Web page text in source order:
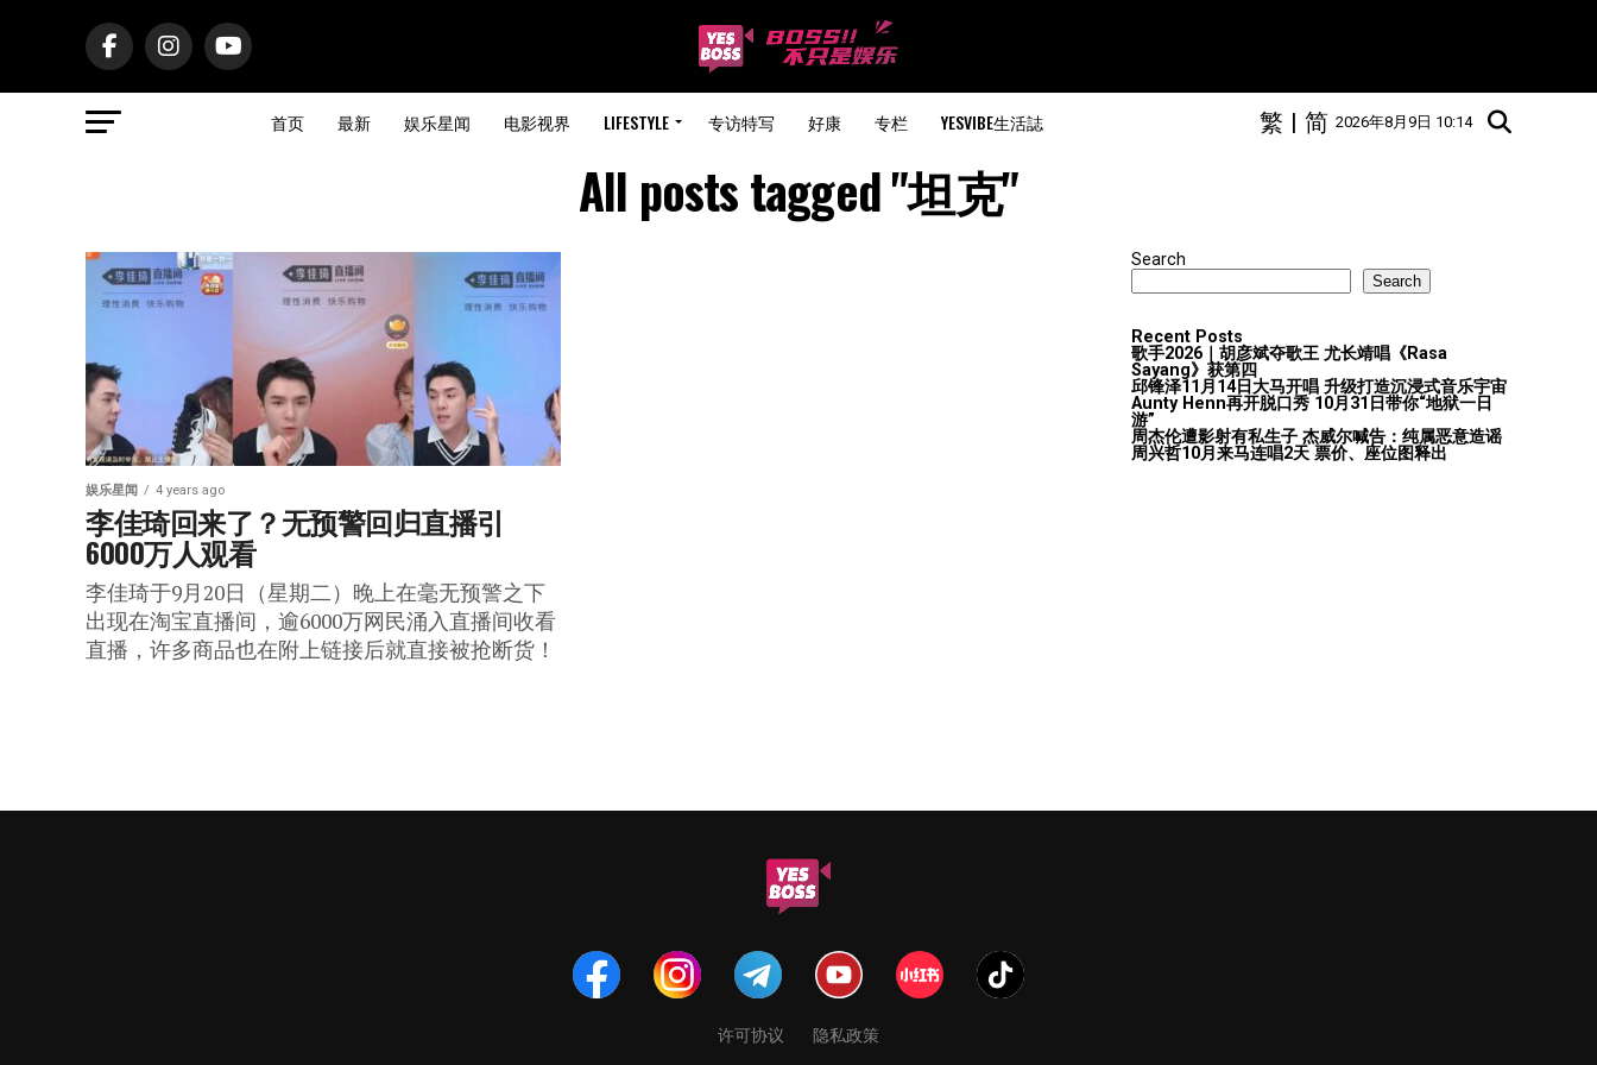
首页 最新 娱乐星闻 电影视界 LIFESTYLE 专访特写 好康 专栏 YESVIBE生活誌 2026年8月9日 10:14
简
|
繁
All posts tagged "坦克"
娱乐星闻 4 years ago
李佳琦回来了？无预警回归直播引
6000万人观看
李佳琦于9月20日（星期二）晚上在毫无预警之下
出现在淘宝直播间，逾6000万网民涌入直播间收看
直播，许多商品也在附上链接后就直接被抢断货！
Search
Search
Recent Posts
歌手2026｜胡彦斌夺歌王 尤长靖唱《Rasa
Sayang》获第四
邱锋泽11月14日大马开唱 升级打造沉浸式音乐宇宙
Aunty Henn再开脱口秀 10月31日带你“地狱一日
游”
周杰伦遭影射有私生子 杰威尔喊告：纯属恶意造谣
周兴哲10月来马连唱2天 票价、座位图释出
许可协议 隐私政策